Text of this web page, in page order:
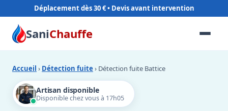
Déplacement dès 30 €
SaniChauffe
Accueil › Détection fuite › Détection fuite Battice
Artisan disponible
Disponible chez vous à 17h05